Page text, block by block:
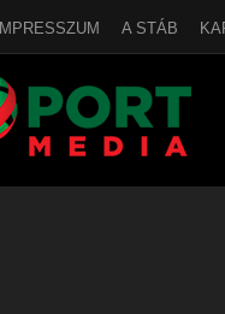
IMPRESSZUM A STÁB